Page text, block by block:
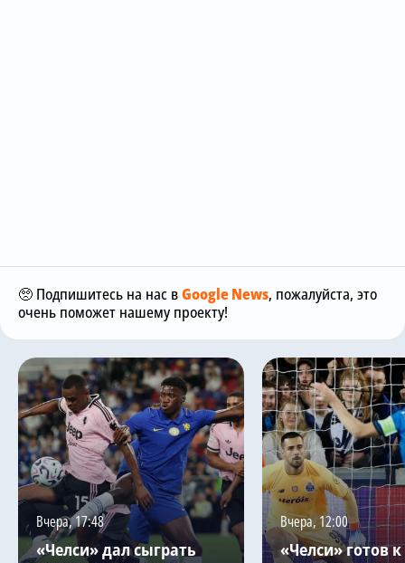
🥺 Подпишитесь на нас вGoogle News, пожалуйста, это
очень поможет нашему проекту!
Вчера, 17:48
«Челси» дал сыграть
Вчера, 12:00
«Челси» готов